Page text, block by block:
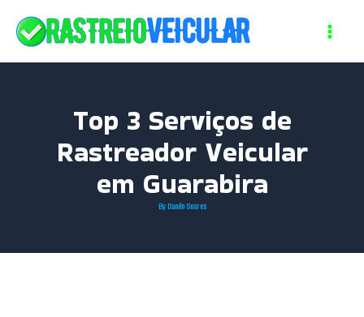
Top 3 Serviços de
Rastreador Veicular
em Guarabira
ByDanilo Soares